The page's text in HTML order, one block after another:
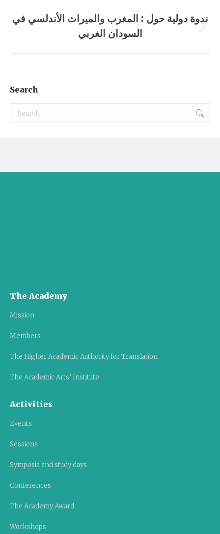
Next
ندوة دولية حول : المغرب والميراث الأندلسي في
السودان الغربي
Search
Search:
The Academy
Mission
Members
The Higher Academic Authority for Translation
The Academic Arts’ Institute
Activities
Events
Sessions
Symposia and study days
Conferences
The Academy Award
Workshops